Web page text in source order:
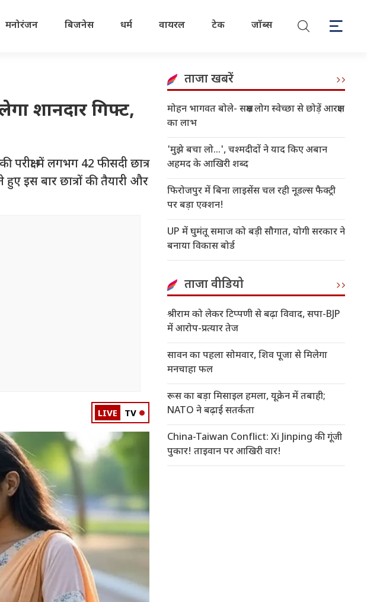
मनोरंजन बिजनेस धर्म वायरल टेक जॉब्स
शानदार गिफ्ट,
परीक्षा में लगभग 42 फीसदी छात्र
इस बार छात्रों की तैयारी और
LIVE TV
ताजा खबरें
मोहन भागवत बोले- सक्षम लोग स्वेच्छा से छोड़ें आरक्षण
का लाभ
'मुझे बचा लो...', चश्मदीदों ने याद किए अबान
अहमद के आखिरी शब्द
फिरोजपुर में बिना लाइसेंस चल रही नूडल्स फैक्ट्री
पर बड़ा एक्शन!
UP में घुमंतू समाज को बड़ी सौगात, योगी सरकार ने
बनाया विकास बोर्ड
ताजा वीडियो
श्रीराम को लेकर टिप्पणी से बढ़ा विवाद, सपा-BJP
में आरोप-प्रत्यार तेज
सावन का पहला सोमवार, शिव पूजा से मिलेगा
मनचाहा फल
रूस का बड़ा मिसाइल हमला, यूक्रेन में तबाही;
NATO ने बढ़ाई सतर्कता
China-Taiwan Conflict: Xi Jinping की गूंजी
पुकार! ताइवान पर आखिरी वार!